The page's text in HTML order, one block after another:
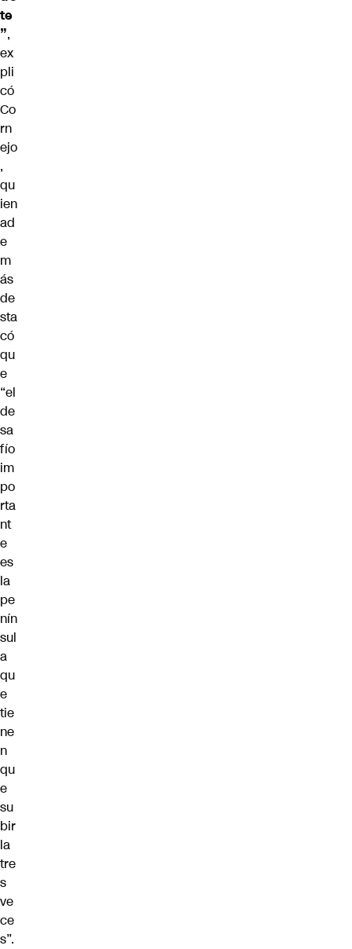
te
”,
ex
pli
có
Co
rn
ejo
,
qu
ien
ad
e
m
ás
de
sta
có
qu
e
“el
de
sa
fío
im
po
rta
nt
e
es
la
pe
nín
sul
a
qu
e
tie
ne
n
qu
e
su
bir
la
tre
s
ve
ce
s”.